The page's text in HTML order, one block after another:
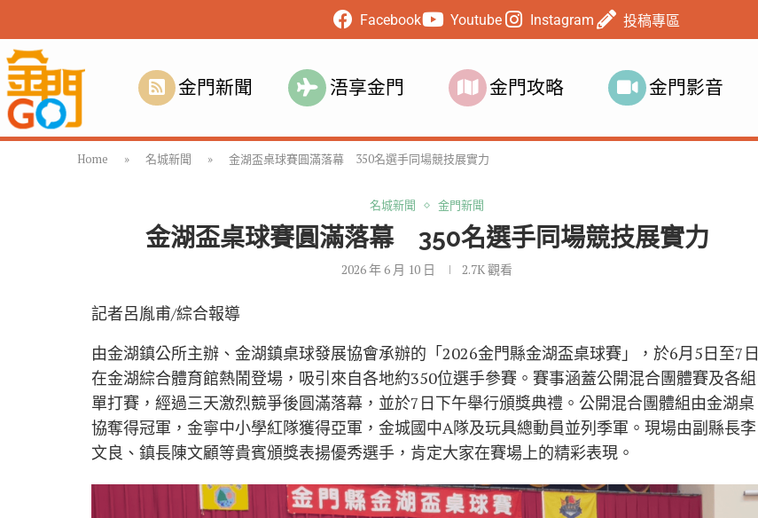
Facebook Youtube Instagram 投稿專區
金門新聞 浯享金門 金門攻略 金門影音
Home » 名城新聞 » 金湖盃桌球賽圓滿落幕 350名選手同場競技展實力
名城新聞 金門新聞
金湖盃桌球賽圓滿落幕 350名選手同場競技展實力
2026 年 6 月 10 日 2.7K觀看
記者呂胤甫/綜合報導
由金湖鎮公所主辦、金湖鎮桌球發展協會承辦的「2026金門縣金湖盃桌球賽」，於6月5日至7日
在金湖綜合體育館熱鬧登場，吸引來自各地約350位選手參賽。賽事涵蓋公開混合團體賽及各組
單打賽，經過三天激烈競爭後圓滿落幕，並於7日下午舉行頒獎典禮。公開混合團體組由金湖桌
協奪得冠軍，金寧中小學紅隊獲得亞軍，金城國中A隊及玩具總動員並列季軍。現場由副縣長李
文良、鎮長陳文顧等貴賓頒獎表揚優秀選手，肯定大家在賽場上的精彩表現。